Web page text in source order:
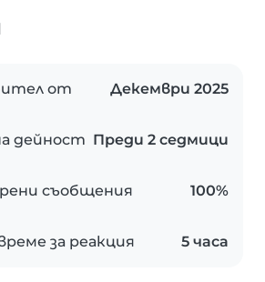
от Декември 2025
дейност Преди 2 седмици
съобщения 100%
за реакция 5 часа